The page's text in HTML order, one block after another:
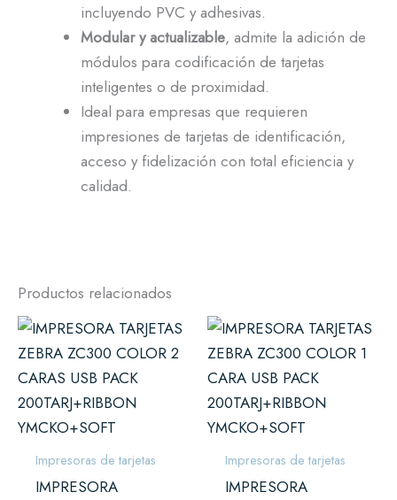
incluyendo PVC y adhesivas.
Modular y actualizable, admite la adición de
módulos para codificación de tarjetas
inteligentes o de proximidad.
Ideal para empresas que requieren
impresiones de tarjetas de identificación,
acceso y fidelización con total eficiencia y
calidad.
Productos relacionados
Impresoras de tarjetas
IMPRESORA
Impresoras de tarjetas
IMPRESORA